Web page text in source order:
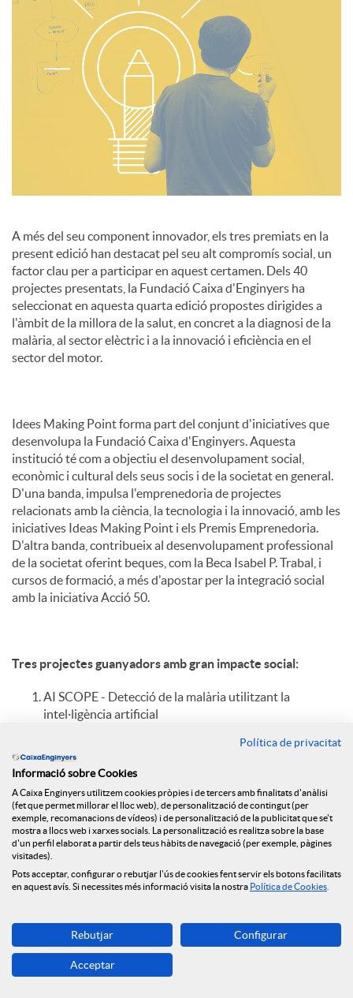
A més del seu component innovador, els tres premiats en la
present edició han destacat pel seu alt compromís social, un
factor clau per a participar en aquest certamen. Dels 40
projectes presentats, la Fundació Caixa d'Enginyers ha
seleccionat en aquesta quarta edició propostes dirigides a
l'àmbit de la millora de la salut, en concret a la diagnosi de la
malària, al sector elèctric i a la innovació i eficiència en el
sector del motor.
Idees Making Point forma part del conjunt d'iniciatives que
desenvolupa la Fundació Caixa d'Enginyers. Aquesta
institució té com a objectiu el desenvolupament social,
econòmic i cultural dels seus socis i de la societat en general.
D'una banda, impulsa l'emprenedoria de projectes
relacionats amb la ciència, la tecnologia i la innovació, amb les
iniciatives Ideas Making Point i els Premis Emprenedoria.
D'altra banda, contribueix al desenvolupament professional
de la societat oferint beques, com la Beca Isabel P. Trabal, i
cursos de formació, a més d'apostar per la integració social
amb la iniciativa Acció 50.
Tres projectes guanyadors amb gran impacte social:
AI SCOPE - Detecció de la malària utilitzant la
intel·ligència artificial
el diagnòstic de la malària en tots els racons del món a
través de l'ús de la intel·ligència artificial i amb una
banda, amb un microscopi que realitza l'observació a
partir d'una fotografia realitzada amb un mòbil i, per
l'altre, conté unsoftwareque usantMachine Learning
visió per a ordinador, localitza els paràsits existents en
aquesta prova (a través de la fotografia).
Nabla Thermoelectrics, una spin-off de la Universitat
de Girona, està llançant al mercat
bioThERS(biomass
Thermoelectric Energy Recovery System), un equip
capaç de generar electricitat a partir del foc. Aquesta
Política de privacitat
Informació sobre Cookies
A Caixa Enginyers utilitzem cookies pròpies i de tercers amb finalitats d'anàlisi
(fet que permet millorar el lloc web), de personalització de contingut (per
exemple, recomanacions de vídeos) i de personalització de la publicitat que se't
mostra a llocs web i xarxes socials. La personalització es realitza sobre la base
d'un perfil elaborat a partir dels teus hàbits de navegació (per exemple, pàgines
visitades).
Pots acceptar, configurar o rebutjar l'ús de cookies fent servir els botons facilitats
en aquest avís. Si necessites més informació visita la nostra Política de Cookies
Rebutjar Configurar
Acceptar